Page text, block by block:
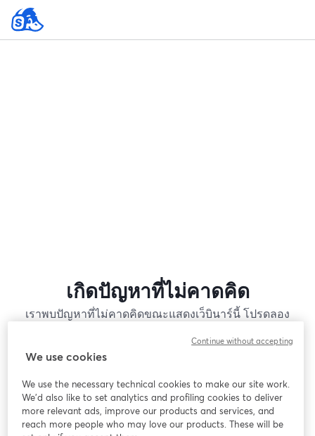
เกิดปัญหาที่ไม่คาดคิด
เราพบปัญหาที่ไม่คาดคิดขณะแสดงเว็บินาร์นี้ โปรดลอง
หากมีปัญหา
เปิดในแท็บใหม่
We use cookies
We use the necessary technical cookies to make our site work.
We'd also like to set analytics and profiling cookies to deliver
more relevant ads, improve our products and services, and
reach more people who may love our products. These will be
Continue without accepting